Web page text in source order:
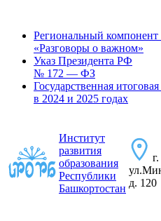
Региональный компонент
«Разговоры о важном»
Указ Президента РФ
№ 172 — ФЗ
Государственная
в 2024 и 2025 годах
Институт
развития
образования
Республики
Башкортостан д. 120